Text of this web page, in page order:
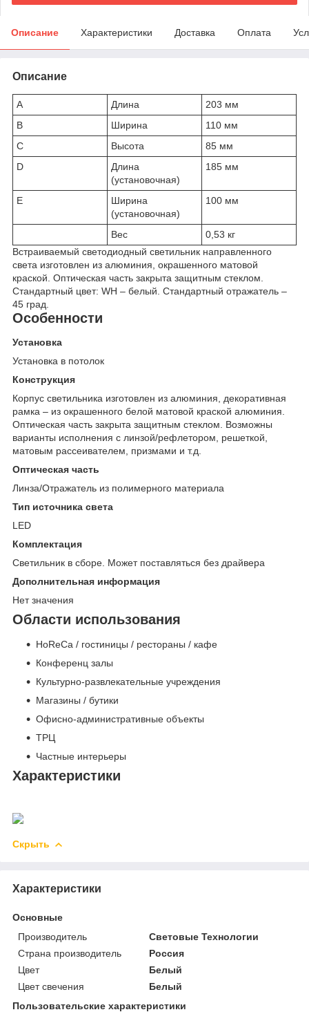
Описание Характеристики Доставка Оплата
Описание
A Длина
203 мм
B
Ширина
110 мм
C
Высота
85 мм
D
Длина
(установочная)
185 мм
E
Ширина
(установочная)
100 мм
Вес
0,53 кг
Встраиваемый светодиодный светильник направленного
света изготовлен из алюминия, окрашенного матовой
краской. Оптическая часть закрыта защитным стеклом.
Стандартный цвет: WH – белый. Стандартный отражатель –
45 град.
Особенности
Установка
Установка в потолок
Конструкция
Корпус светильника изготовлен из алюминия, декоративная
рамка – из окрашенного белой матовой краской алюминия.
Оптическая часть закрыта защитным стеклом. Возможны
варианты исполнения с линзой/рефлетором, решеткой,
матовым рассеивателем, призмами и т.д.
Оптическая часть
Линза/Отражатель из полимерного материала
Тип источника света
LED
Комплектация
Светильник в сборе. Может поставляться без драйвера
Дополнительная информация
Нет значения
Области использования
HoReCa / гостиницы / рестораны / кафе
Конференц залы
Культурно-развлекательные учреждения
Магазины / бутики
Офисно-административные объекты
ТРЦ
Частные интерьеры
Характеристики
Скрыть
Характеристики
Основные
Производитель
Световые Технологии
Страна производитель
Россия
Цвет
Белый
Цвет свечения
Белый
Пользовательские характеристики